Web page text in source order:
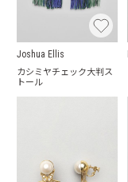
Joshua Ellis
カシミヤチェック大判ス
トール